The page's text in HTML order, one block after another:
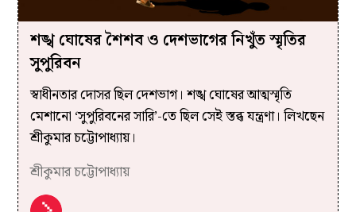
শঙ্খ ঘোষের শৈশব ও দেশভাগের নিখুঁত স্মৃতির
সুপুরিবন
স্বাধীনতার দোসর ছিল দেশভাগ। শঙ্খ ঘোষের আত্মস্মৃতি
মেশানো ‘সুপুরিবনের সারি’-তে ছিল সেই স্তব্ধ যন্ত্রণা। লিখছেন
শ্রীকুমার চট্টোপাধ্যায়।
শ্রীকুমার চট্টোপাধ্যায়